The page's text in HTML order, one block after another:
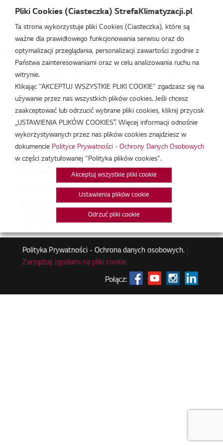
Strefa Klimatyzacji /LZ-H050GXN4
Jednostka_wewnetrzna_ERV_025-
050.pdf
lut 19, 2026
Centrale wentylacyjne ERV_ERV-
DX.pdf
lut 19, 2026
IO_LZ-HxxxGXN4_Polish.pdf
lut 19, 2026
IM_LZ-HxxxGXN4_Polish.pdf
lut 19, 2026
Polityka Prywatności - Ochrona danych osobowych.|
Zarządzaj zgodami na pliki cookie
Połącz:
Pliki Cookies (Ciasteczka) StrefaKlimatyzacji.pl
Ta strona wykorzystuje pliki Cookies (Ciasteczka), które są
ważne dla prawidłowego funkcjonowania serwisu oraz do
optymalizacji przeglądania, personalizacji zawartości zgodnie z
Państwa zainteresowaniami oraz w celu analizowania ruchu na
witrynie.
Klikając "AKCEPTUJ WSZYSTKIE PLIKI COOKIE" zgadzasz się na
używanie przez nas wszystkich plików cookies. Jeśli chcesz
zaakceptować lub odrzucić wybrane pliki cookies, kliknij przycisk
„USTAWIENIA PLIKÓW COOKIES”. Więcej informacji odnośnie
wykorzystywanych przez nas plików cookies znajdziesz w
dokumencie Polityce Prywatności - Ochrony Danych Osobowych
w części zatytułowanej "Polityka plików cookies".
Akceptuj wszystkie pliki cookie
Ustawienia plików cookie
Odrzuć pliki cookie